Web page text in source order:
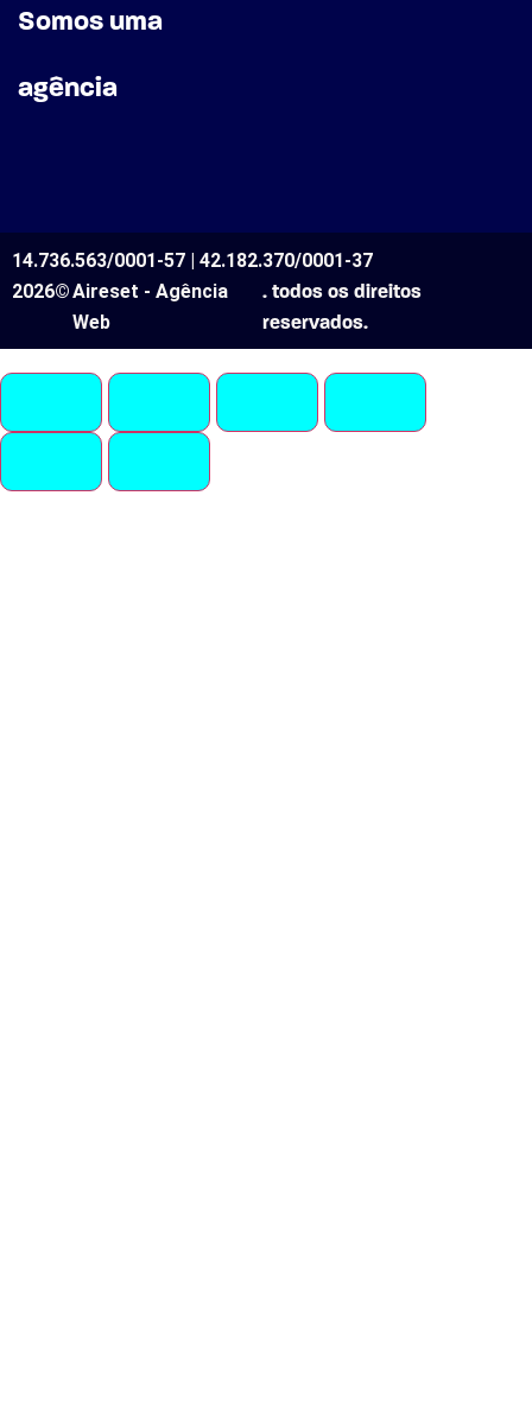
Somos uma
agência
14.736.563/0001-57 | 42.182.370/0001-37
2026©Aireset - Agência
Web
. todos os direitos
reservados.